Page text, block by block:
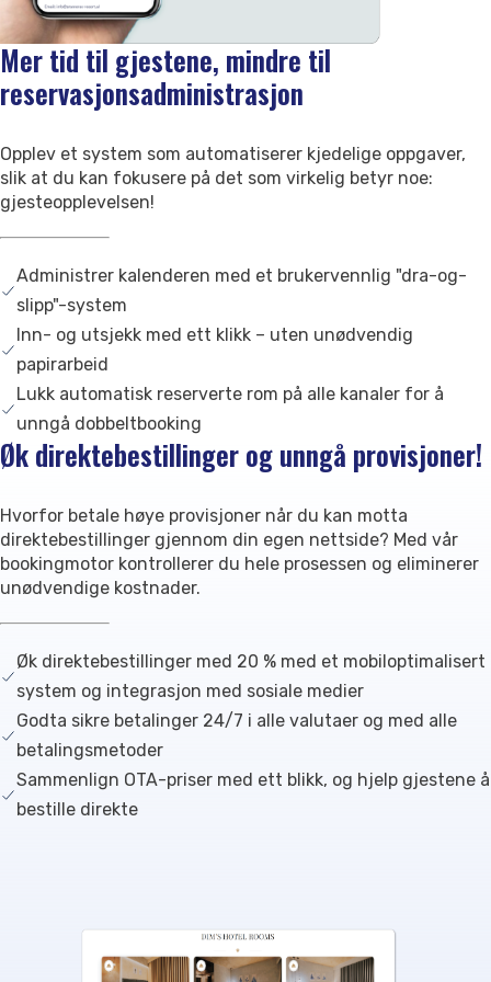
Kontakt oss
Support
Mer tid til gjestene, mindre til
reservasjonsadministrasjon
Opplev et system som automatiserer kjedelige oppgaver,
slik at du kan fokusere på det som virkelig betyr noe:
gjesteopplevelsen!
Administrer kalenderen med et brukervennlig "dra-og-
slipp"-system
Inn- og utsjekk med ett klikk – uten unødvendig
papirarbeid
Lukk automatisk reserverte rom på alle kanaler for å
unngå dobbeltbooking
Øk direktebestillinger og unngå provisjoner!
Hvorfor betale høye provisjoner når du kan motta
direktebestillinger gjennom din egen nettside? Med vår
bookingmotor kontrollerer du hele prosessen og eliminerer
unødvendige kostnader.
Øk direktebestillinger med 20 % med et mobiloptimalisert
system og integrasjon med sosiale medier
Godta sikre betalinger 24/7 i alle valutaer og med alle
betalingsmetoder
Sammenlign OTA-priser med ett blikk, og hjelp gjestene å
bestille direkte